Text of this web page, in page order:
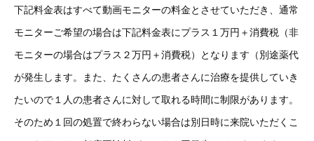
下記料金表はすべて動画モニターの料金とさせていただき、通常
モニターご希望の場合は下記料金表にプラス１万円＋消費税（非
モニターの場合はプラス２万円＋消費税）となります（別途薬代
が発生します。また、たくさんの患者さんに治療を提供していき
たいので１人の患者さんに対して取れる時間に制限があります。
そのため１回の処置で終わらない場合は別日時に来院いただくこ